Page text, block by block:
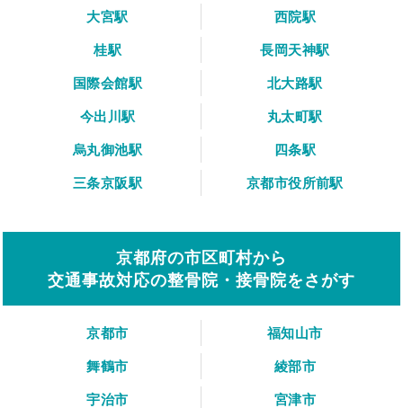
大宮駅
西院駅
桂駅
長岡天神駅
国際会館駅
北大路駅
今出川駅
丸太町駅
烏丸御池駅
四条駅
三条京阪駅
京都市役所前駅
京都府の市区町村から
交通事故対応の整骨院・接骨院をさがす
京都市
福知山市
舞鶴市
綾部市
宇治市
宮津市